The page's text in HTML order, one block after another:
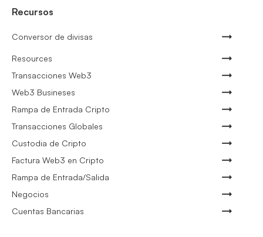
Recursos
Conversor de divisas
Resources
Transacciones Web3
Web3 Busineses
Rampa de Entrada Cripto
Transacciones Globales
Custodia de Cripto
Factura Web3 en Cripto
Rampa de Entrada/Salida
Negocios
Cuentas Bancarias